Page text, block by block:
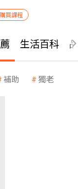
購買課程
生活百科
補助 獨老